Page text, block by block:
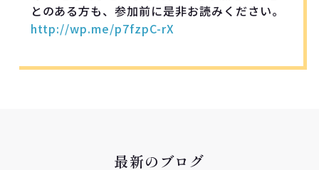
とのある方も、参加前に是非お読みください。
http://wp.me/p7fzpC-rX
最新のブログ